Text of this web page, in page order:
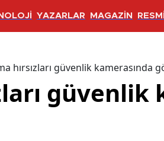
YAZARLAR MAGAZİN
hırsızları güvenlik kamerasında
güvenlik